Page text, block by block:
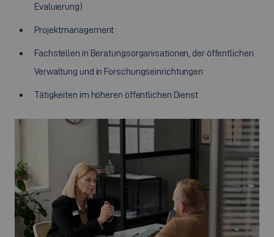
Evaluierung)
Projektmanagement
Fachstellen in Beratungsorganisationen, der öffentlichen
Verwaltung und in Forschungseinrichtungen
Tätigkeiten im höheren öffentlichen Dienst